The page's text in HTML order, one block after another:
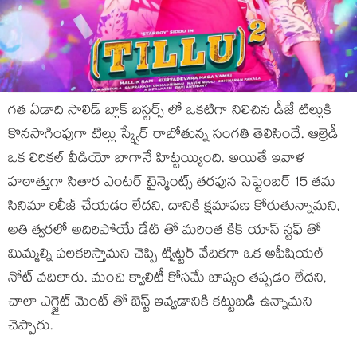
గత ఏడాది సాలిడ్ బ్లాక్ బస్టర్స్ లో ఒకటిగా నిలిచిన డీజే టిల్లుకి
కొనసాగింపుగా టిల్లు స్క్వేర్ రాబోతున్న సంగతి తెలిసిందే. ఆల్రెడీ
ఒక లిరికల్ వీడియో బాగానే హిట్టయ్యింది. అయితే ఇవాళ
హఠాత్తుగా సితార ఎంటర్ టైన్మెంట్స్ తరఫున సెప్టెంబర్ 15 తమ
సినిమా రిలీజ్ చేయడం లేదని, దానికి క్షమాపణ కోరుతున్నామని,
అతి త్వరలో అదిరిపోయే డేట్ తో మరింత కిక్ యాస్ స్టఫ్ తో
మిమ్మల్ని పలకరిస్తామని చెప్పి ట్విట్టర్ వేదికగా ఒక అఫీషియల్
నోట్ వదిలారు. మంచి క్వాలిటీ కోసమే జాప్యం తప్పడం లేదని,
చాలా ఎగ్జైట్ మెంట్ తో బెస్ట్ ఇవ్వడానికి కట్టుబడి ఉన్నామని
చెప్పారు.